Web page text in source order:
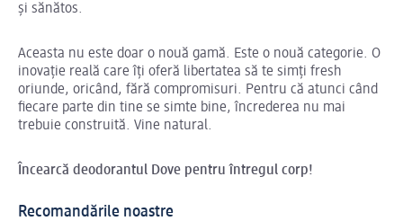
și sănătos.
Aceasta nu este doar o nouă gamă. Este o nouă categorie. O
inovație reală care îți oferă libertatea să te simți fresh
oriunde, oricând, fără compromisuri. Pentru că atunci când
fiecare parte din tine se simte bine, încrederea nu mai
trebuie construită. Vine natural.
Încearcă deodorantul Dove pentru întregul corp!
Recomandările noastre